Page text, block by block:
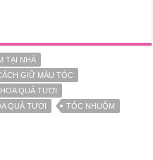
TẠI NHÀ
GIỮ MÀU TÓC
QUẢ TƯƠI
QUẢ TƯƠI TÓC NHUỘM